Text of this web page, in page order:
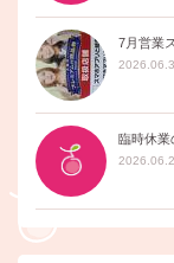
7月営業
臨時休